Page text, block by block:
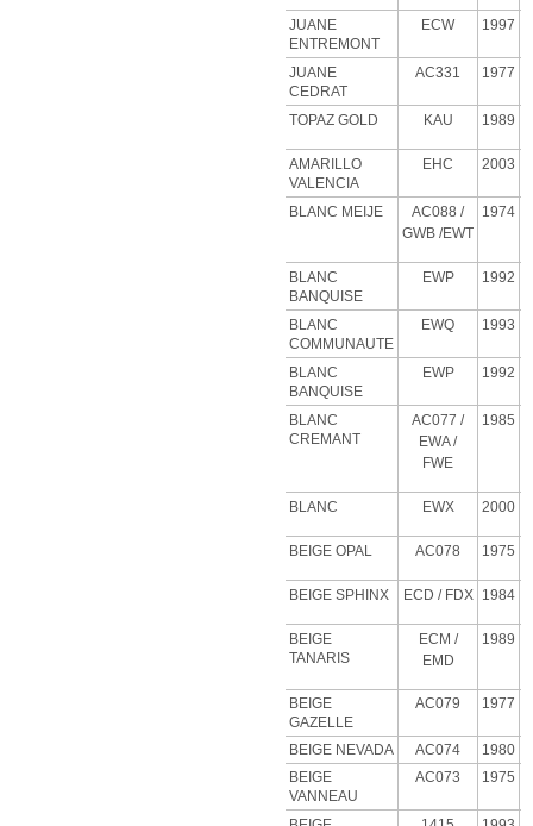
JUANE
ENTREMONT
ECW 1997
JUANE
CEDRAT
AC331 1977
TOPAZ GOLD KAU 1989
AMARILLO
VALENCIA
EHC 2003
BLANC MEIJE AC088 /
GWB /EWT
1974
BLANC
BANQUISE
EWP 1992
BLANC
COMMUNAUTE
EWQ 1993
BLANC
BANQUISE
EWP 1992
BLANC
CREMANT
AC077 /
EWA /
FWE
1985
BLANC EWX 2000
BEIGE OPAL AC078 1975
BEIGE SPHINX ECD / FDX 1984
BEIGE
TANARIS
ECM /
EMD
1989
BEIGE
GAZELLE
AC079 1977
BEIGE NEVADA AC074
1980
BEIGE
VANNEAU
AC073 1975